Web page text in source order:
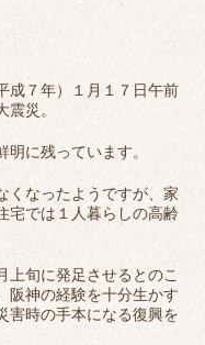
成７年）１月１７日午前
災。
に残っています。
くなったようですが、家
宅では１人暮らしの高齢
上旬に発足させるとのこ
阪神の経験を十分生かす
害時の手本になる復興を